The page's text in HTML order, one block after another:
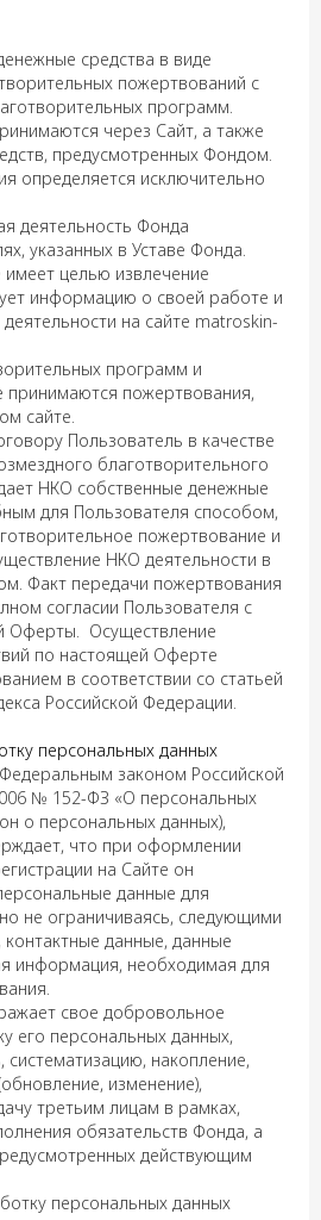
средства в виде
пожертвований с
программ.
через Сайт, а также
предусмотренных Фондом.
определяется исключительно
деятельность Фонда
указанных в Уставе Фонда.
целью извлечение
информацию о своей работе и
на сайте matroskin-
программ и
принимаются пожертвования,
сайте.
Пользователь в качестве
благотворительного
НКО собственные денежные
для Пользователя способом,
пожертвование и
НКО деятельности в
Факт передачи пожертвования
согласии Пользователя с
Оферты. Осуществление
по настоящей Оферте
в соответствии со статьей
Российской Федерации.
персональных данных
законом Российской
№ 152-ФЗ «О персональных
о персональных данных),
что при оформлении
на Сайте он
данные для
не ограничиваясь, следующими
данные, данные
информация, необходимая для
свое добровольное
его персональных данных,
систематизацию, накопление,
изменение),
третьим лицам в рамках,
обязательств Фонда, а
действующим
персональных данных